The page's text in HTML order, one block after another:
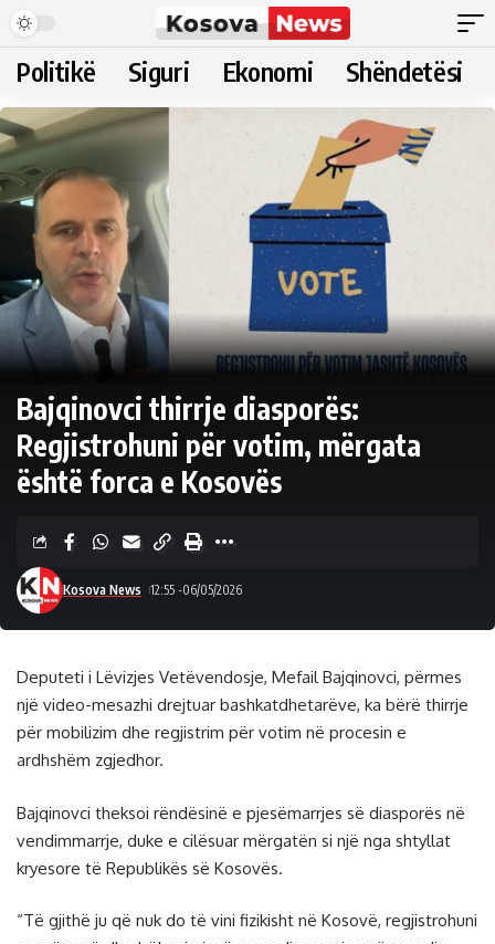
Politikë Siguri Ekonomi Shëndetësi
Bajqinovci thirrje diasporës:
Regjistrohuni për votim, mërgata
është forca e Kosovës
Kosova News 12:55 -06/05/2026
Deputeti i Lëvizjes Vetëvendosje, Mefail Bajqinovci, përmes
një video-mesazhi drejtuar bashkatdhetarëve, ka bërë thirrje
për mobilizim dhe regjistrim për votim në procesin e
ardhshëm zgjedhor.
Bajqinovci theksoi rëndësinë e pjesëmarrjes së diasporës në
vendimmarrje, duke e cilësuar mërgatën si një nga shtyllat
kryesore të Republikës së Kosovës.
“Të gjithë ju që nuk do të vini fizikisht në Kosovë, regjistrohuni